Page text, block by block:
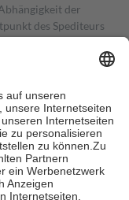
der
des Spediteurs
dienen, die
stellt der Arzt ein
Die
in der Regel die
davon als Zuzahlung